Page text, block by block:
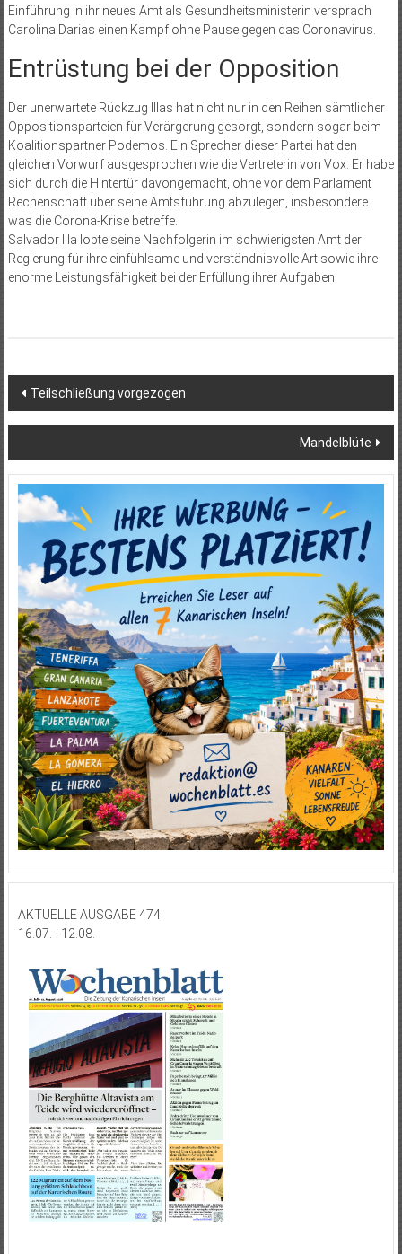
Einführung in ihr neues Amt als Gesundheitsministerin versprach
Carolina Darias einen Kampf ohne Pause gegen das Coronavirus.
Entrüstung bei der Opposition
Der unerwartete Rückzug Illas hat nicht nur in den Reihen sämtlicher
Oppositionsparteien für Verärgerung gesorgt, sondern sogar beim
Koalitionspartner Podemos. Ein Sprecher dieser Partei hat den
gleichen Vorwurf ausgesprochen wie die Vertreterin von Vox: Er habe
sich durch die Hintertür davongemacht, ohne vor dem Parlament
Rechenschaft über seine Amtsführung abzulegen, insbesondere
was die Corona-Krise betreffe.
Salvador Illa lobte seine Nachfolgerin im schwierigsten Amt der
Regierung für ihre einfühlsame und verständnisvolle Art sowie ihre
enorme Leistungsfähigkeit bei der Erfüllung ihrer Aufgaben.
Beitragsnavigation
Teilschließung vorgezogen
Mandelblüte
AKTUELLE AUSGABE 474
16.07. - 12.08.